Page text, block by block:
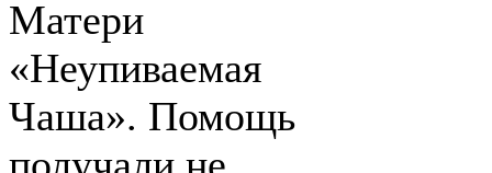
Матери
«Неупиваемая
Чаша». Помощь